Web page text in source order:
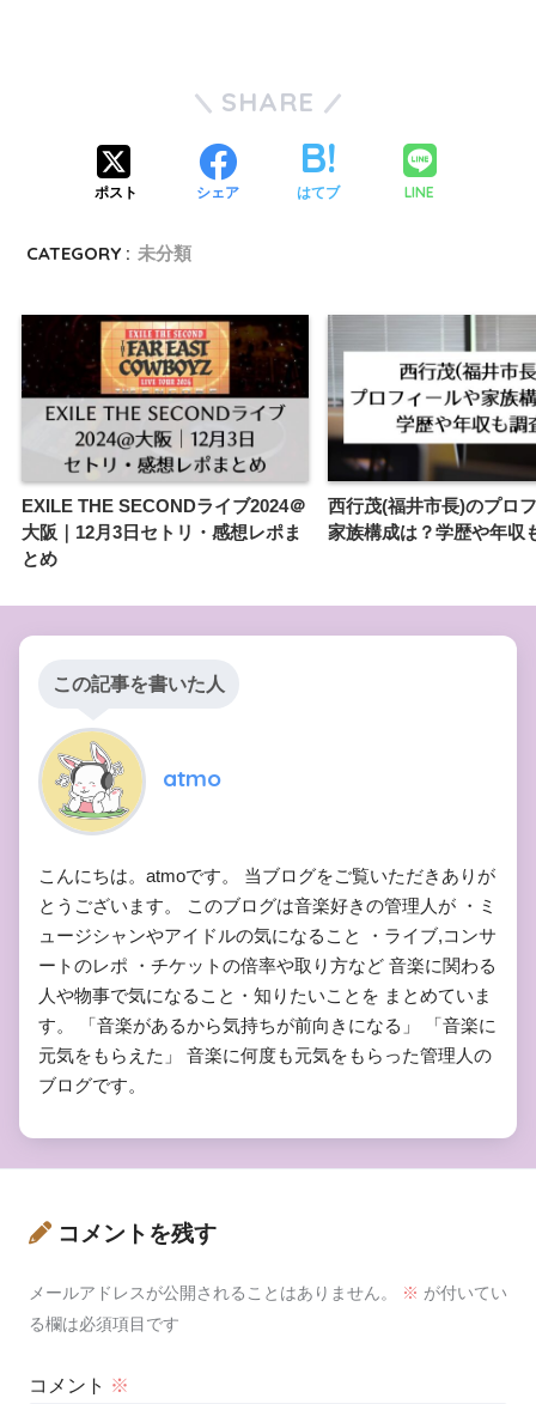
SHARE
ポスト シェア はてブ LINE
CATEGORY : 未分類
EXILE THE SECONDライブ2024＠
大阪｜12月3日セトリ・感想レポま
とめ
西行茂(福井市長)のプロ
家族構成は？学歴や年収
この記事を書いた人
atmo
こんにちは。atmoです。 当ブログをご覧いただきありが
とうございます。 このブログは音楽好きの管理人が ・ミ
ュージシャンやアイドルの気になること ・ライブ,コンサ
ートのレポ ・チケットの倍率や取り方など 音楽に関わる
人や物事で気になること・知りたいことを まとめていま
す。 「音楽があるから気持ちが前向きになる」 「音楽に
元気をもらえた」 音楽に何度も元気をもらった管理人の
ブログです。
コメントを残す
メールアドレスが公開されることはありません。 ※ が付いてい
る欄は必須項目です
コメント ※